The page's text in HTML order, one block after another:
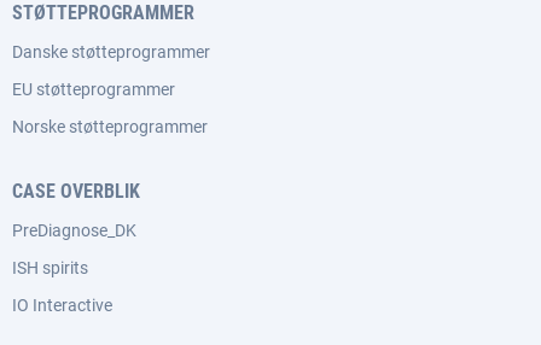
STØTTEPROGRAMMER
Danske støtteprogrammer
EU støtteprogrammer
Norske støtteprogrammer
CASE OVERBLIK
PreDiagnose_DK
ISH spirits
IO Interactive